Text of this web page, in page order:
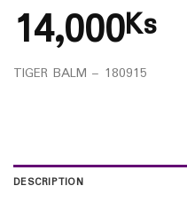
14,000Ks
TIGER BALM – 180915
DESCRIPTION